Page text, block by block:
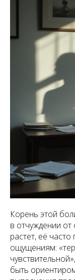
Корень этой
в отчуждении от
растет, её
ощущениям:
быть